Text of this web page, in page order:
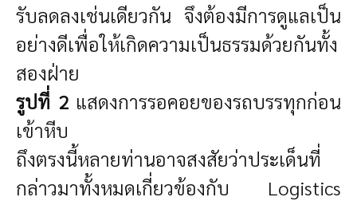
รับลดลงเช่นเดียวกัน จึงต้องมีการดูแลเป็น
อย่างดีเพื่อให้เกิดความเป็นธรรมด้วยกันทั้ง
สองฝ่าย
รูปที่ 2แสดงการรอคอยของรถบรรทุกก่อน
เข้าหีบ
ถึงตรงนี้หลายท่านอาจสงสัยว่าประเด็นที่
กล่าวมาทั้งหมดเกี่ยวข้องกับ Logistics